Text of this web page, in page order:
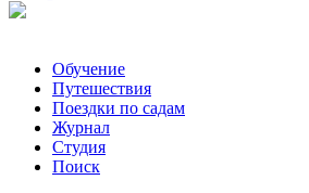
Обучение
Путешествия
Поездки по садам
Журнал
Студия
Поиск